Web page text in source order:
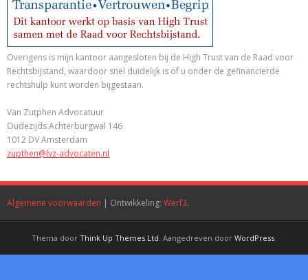
Overigens is mijn kantoor aangesloten bij de High Trust van de Raad voor
Rechtsbijstand, waardoor snel duidelijk is of u onder de gefinancierde
rechtshulp kunt worden bijgestaan.
Van Zutphen Advocatuur
Oudezijds Achterburgwal 146
1012 DV Amsterdam
zupthen@lvz-advocaten.nl
Algemene voorwaarden | Ontwikkeling: Werf3.
Thema door Think Up Themes Ltd. Aangedreven door WordPress.